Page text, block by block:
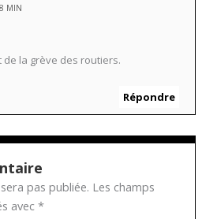
MIN
de la grève des routiers.
Répondre
pas publiée. Les champs
avec *